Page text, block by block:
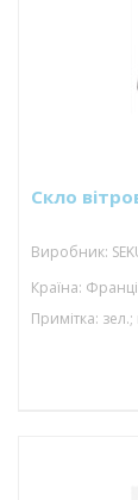
Скло
Виробник:
Країна: